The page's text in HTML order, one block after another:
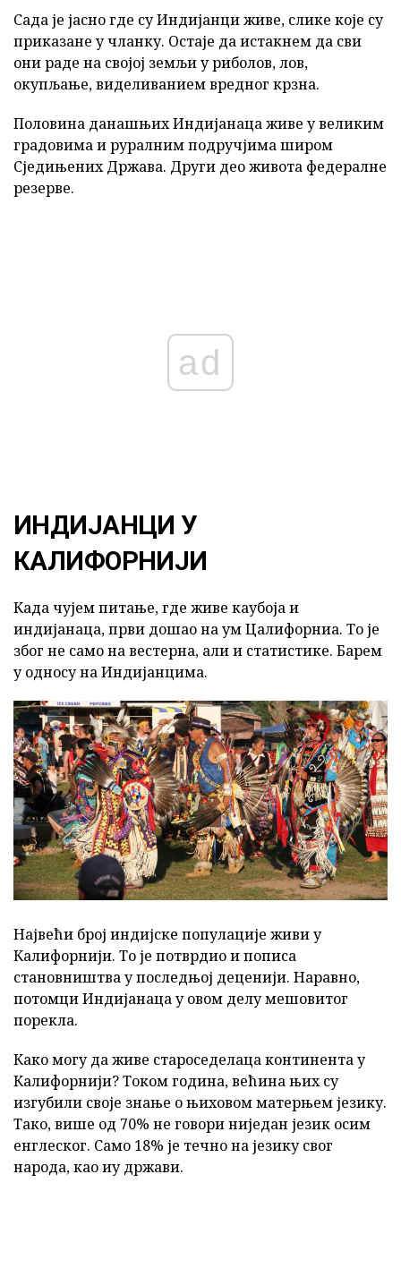
Сада је јасно где су Индијанци живе, слике које су
приказане у чланку. Остаје да истакнем да сви
они раде на својој земљи у риболов, лов,
окупљање, виделиванием вредног крзна.
Половина данашњих Индијанаца живе у великим
градовима и руралним подручјима широм
Сједињених Држава. Други део живота федералне
резерве.
ad
ИНДИЈАНЦИ У
КАЛИФОРНИЈИ
Када чујем питање, где живе каубоја и
индијанаца, први дошао на ум Цалифорниа. То је
због не само на вестерна, али и статистике. Барем
у односу на Индијанцима.
Највећи број индијске популације живи у
Калифорнији. То је потврдио и пописа
становништва у последњој деценији. Наравно,
потомци Индијанаца у овом делу мешовитог
порекла.
Како могу да живе староседелаца континента у
Калифорнији? Током година, већина њих су
изгубили своје знање о њиховом матерњем језику.
Тако, више од 70% не говори ниједан језик осим
енглеског. Само 18% је течно на језику свог
народа, као иу држави.